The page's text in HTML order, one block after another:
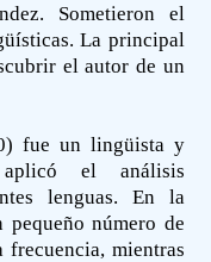
Sometieron el
La principal
el autor de un
fue un lingüista y
aplicó el análisis
lenguas. En la
número de
frecuencia, mientras